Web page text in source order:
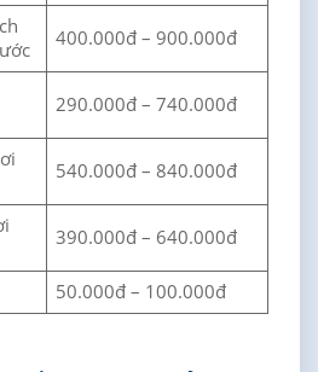
400.000đ – 900.000đ
290.000đ – 740.000đ
540.000đ – 840.000đ
390.000đ – 640.000đ
50.000đ – 100.000đ